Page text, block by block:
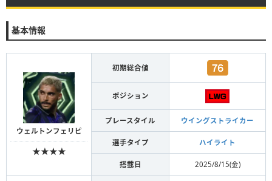
基本情報
ウェルトンフェリピ
★★★★
初期総合値
ポジション
プレースタイル ウイングストライカー
選手タイプ ハイライト
搭載日 2025/8/15(金)